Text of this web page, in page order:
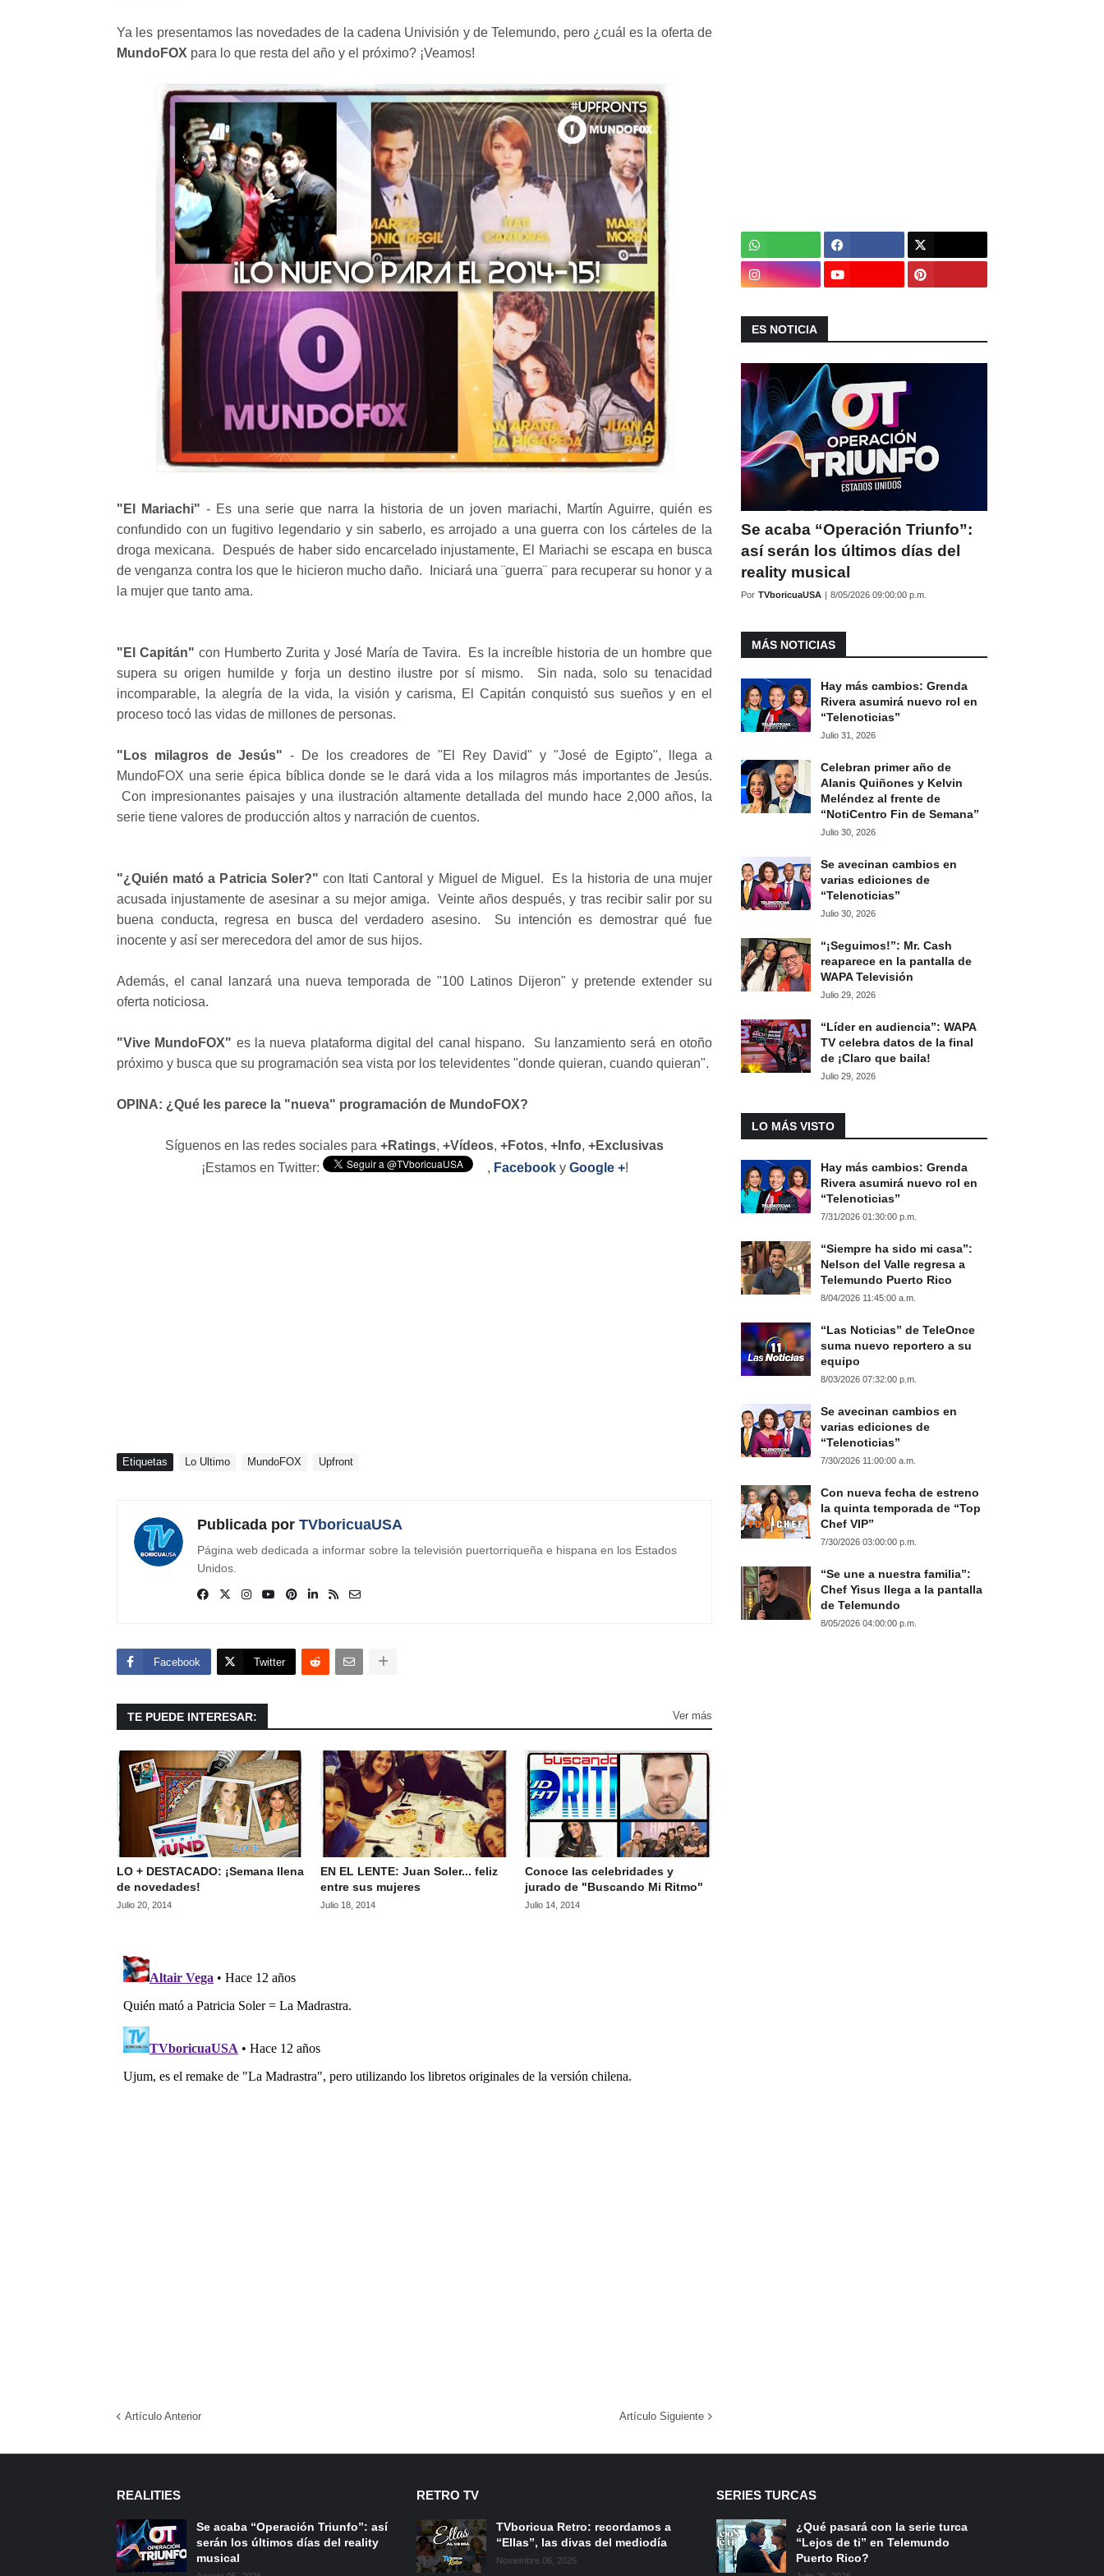
Ya les presentamos las novedades de la cadena Univisión y de Telemundo, pero ¿cuál es la oferta de
MundoFOX para lo que resta del año y el próximo? ¡Veamos!
"El Mariachi" - Es una serie que narra la historia de un joven mariachi, Martín Aguirre, quién es
confundido con un fugitivo legendario y sin saberlo, es arrojado a una guerra con los cárteles de la
droga mexicana. Después de haber sido encarcelado injustamente, El Mariachi se escapa en busca
de venganza contra los que le hicieron mucho daño. Iniciará una ¨guerra¨ para recuperar su honor y a
la mujer que tanto ama.
"El Capitán" con Humberto Zurita y José María de Tavira. Es la increíble historia de un hombre que
supera su origen humilde y forja un destino ilustre por sí mismo. Sin nada, solo su tenacidad
incomparable, la alegría de la vida, la visión y carisma, El Capitán conquistó sus sueños y en el
proceso tocó las vidas de millones de personas.
"Los milagros de Jesús" - De los creadores de "El Rey David" y "José de Egipto", llega a
MundoFOX una serie épica bíblica donde se le dará vida a los milagros más importantes de Jesús.
Con impresionantes paisajes y una ilustración altamente detallada del mundo hace 2,000 años, la
serie tiene valores de producción altos y narración de cuentos.
"¿Quién mató a Patricia Soler?" con Itati Cantoral y Miguel de Miguel. Es la historia de una mujer
acusada injustamente de asesinar a su mejor amiga. Veinte años después, y tras recibir salir por su
buena conducta, regresa en busca del verdadero asesino. Su intención es demostrar qué fue
inocente y así ser merecedora del amor de sus hijos.
Además, el canal lanzará una nueva temporada de "100 Latinos Dijeron" y pretende extender su
oferta noticiosa.
"Vive MundoFOX" es la nueva plataforma digital del canal hispano. Su lanzamiento será en otoño
próximo y busca que su programación sea vista por los televidentes "donde quieran, cuando quieran".
OPINA: ¿Qué les parece la "nueva" programación de MundoFOX?
Síguenos en las redes sociales para +Ratings, +Vídeos, +Fotos, +Info, +Exclusivas
¡Estamos en Twitter:
, Facebooky Google +!
Etiquetas Lo Ultimo MundoFOX Upfront
Publicada por TVboricuaUSA
Página web dedicada a informar sobre la televisión puertorriqueña e hispana en los Estados
Unidos.
Facebook Twitter
TE PUEDE INTERESAR: Ver más
LO + DESTACADO: ¡Semana llena
de novedades!
Julio 20, 2014
EN EL LENTE: Juan Soler... feliz
entre sus mujeres
Julio 18, 2014
Conoce las celebridades y
jurado de "Buscando Mi Ritmo"
Julio 14, 2014
Artículo Anterior Artículo Siguiente
ES NOTICIA
Se acaba “Operación Triunfo”:
así serán los últimos días del
reality musical
Por TVboricuaUSA | 8/05/2026 09:00:00 p.m.
MÁS NOTICIAS
Hay más cambios: Grenda
Rivera asumirá nuevo rol en
“Telenoticias”
Julio 31, 2026
Celebran primer año de
Alanis Quiñones y Kelvin
Meléndez al frente de
“NotiCentro Fin de Semana”
Julio 30, 2026
Se avecinan cambios en
varias ediciones de
“Telenoticias”
Julio 30, 2026
“¡Seguimos!”: Mr. Cash
reaparece en la pantalla de
WAPA Televisión
Julio 29, 2026
“Líder en audiencia”: WAPA
TV celebra datos de la final
de ¡Claro que baila!
Julio 29, 2026
LO MÁS VISTO
Hay más cambios: Grenda
Rivera asumirá nuevo rol en
“Telenoticias”
7/31/2026 01:30:00 p.m.
“Siempre ha sido mi casa”:
Nelson del Valle regresa a
Telemundo Puerto Rico
8/04/2026 11:45:00 a.m.
“Las Noticias” de TeleOnce
suma nuevo reportero a su
equipo
8/03/2026 07:32:00 p.m.
Se avecinan cambios en
varias ediciones de
“Telenoticias”
7/30/2026 11:00:00 a.m.
Con nueva fecha de estreno
la quinta temporada de “Top
Chef VIP”
7/30/2026 03:00:00 p.m.
“Se une a nuestra familia”:
Chef Yisus llega a la pantalla
de Telemundo
8/05/2026 04:00:00 p.m.
REALITIES
Se acaba “Operación Triunfo”: así
serán los últimos días del reality
musical
RETRO TV
TVboricua Retro: recordamos a
“Ellas”, las divas del mediodía
Noviembre 06, 2025
SERIES TURCAS
¿Qué pasará con la serie turca
“Lejos de ti” en Telemundo
Puerto Rico?